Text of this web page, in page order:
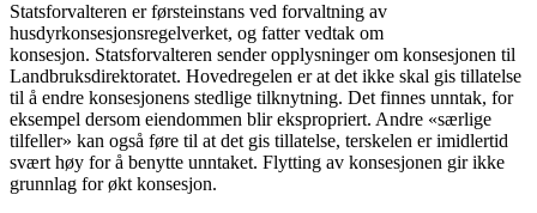
Statsforvalteren er førsteinstans ved forvaltning av
husdyrkonsesjonsregelverket, og fatter vedtak om
konsesjon. Statsforvalteren sender opplysninger om konsesjonen til
Landbruksdirektoratet. Hovedregelen er at det ikke skal gis tillatelse
til å endre konsesjonens stedlige tilknytning. Det finnes unntak, for
eksempel dersom eiendommen blir ekspropriert. Andre «særlige
tilfeller» kan også føre til at det gis tillatelse, terskelen er imidlertid
svært høy for å benytte unntaket. Flytting av konsesjonen gir ikke
grunnlag for økt konsesjon.